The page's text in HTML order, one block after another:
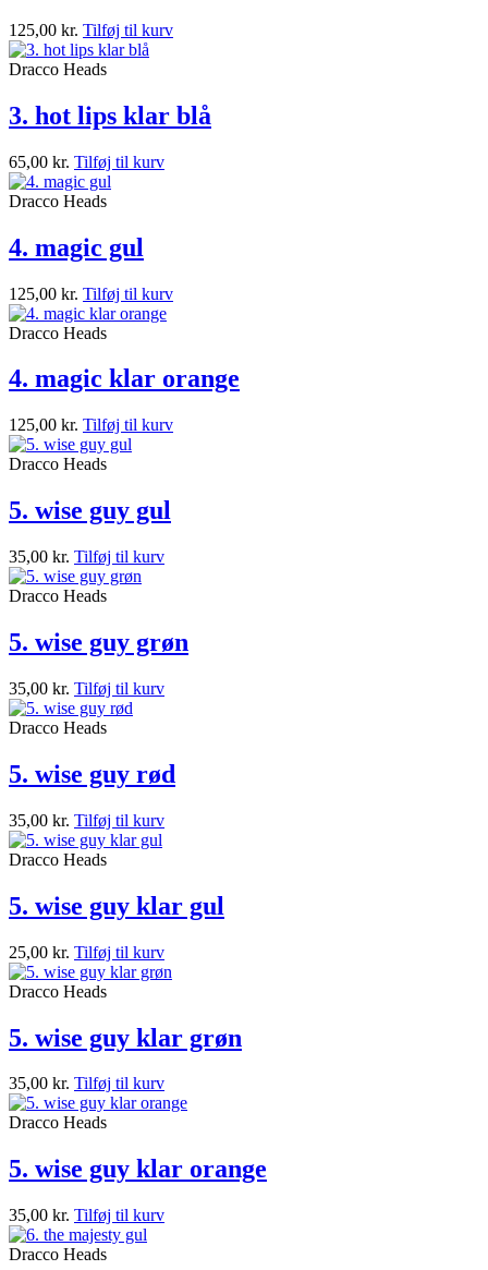
125,00 kr. Tilføj til kurv
Dracco Heads
3. hot lips klar blå
65,00 kr. Tilføj til kurv
Dracco Heads
4. magic gul
125,00 kr. Tilføj til kurv
Dracco Heads
4. magic klar orange
125,00 kr. Tilføj til kurv
Dracco Heads
5. wise guy gul
35,00 kr. Tilføj til kurv
Dracco Heads
5. wise guy grøn
35,00 kr. Tilføj til kurv
Dracco Heads
5. wise guy rød
35,00 kr. Tilføj til kurv
Dracco Heads
5. wise guy klar gul
25,00 kr. Tilføj til kurv
Dracco Heads
5. wise guy klar grøn
35,00 kr. Tilføj til kurv
Dracco Heads
5. wise guy klar orange
35,00 kr. Tilføj til kurv
Dracco Heads